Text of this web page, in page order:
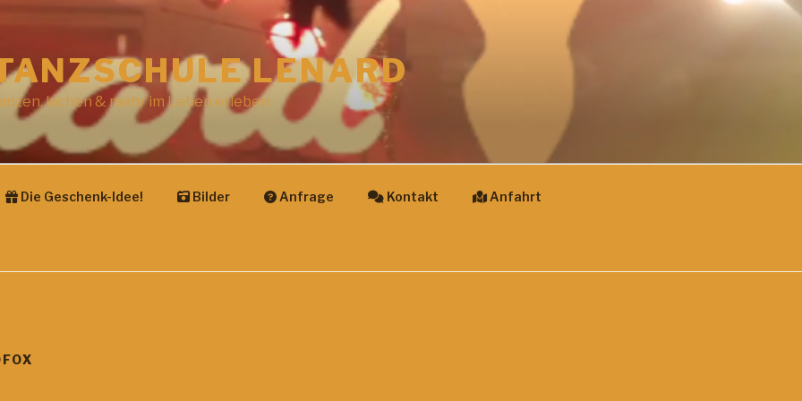
LENARD
lachen & mehr im Leben erleben
Die Geschenk-Idee! Bilder Anfrage Kontakt Anfahrt